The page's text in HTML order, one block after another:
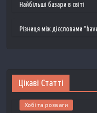
Найбільші базари в світі
Різниця між дієсловами
Цікаві Статті
Хобі та розваги